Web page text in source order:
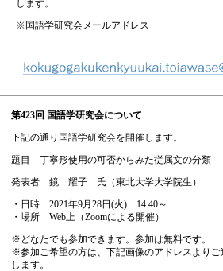
します。
※国語学研究会メールアドレス
第423回 国語学研究会について
下記の通り 国語学研究会を開催します。
題目 丁寧形使用の可否からみた従属文の分類
発表者 鏡 耀子 氏（東北大学大学院生）
・日時 2021年9月 28日 (火) 14:40～
・場所 Web上（Zoomによる開催）
※どなたでも参加できます。参加は無料です。
※参加ご希望の方は、下記画像のアドレスより
します。